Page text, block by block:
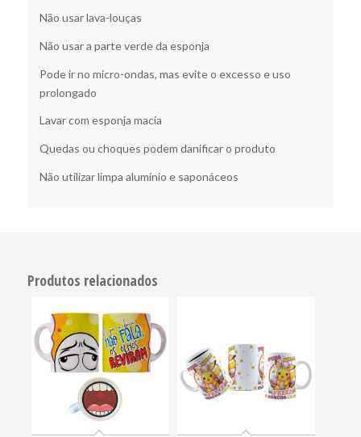
Não usar lava-louças
Não usar a parte verde da esponja
Pode ir no micro-ondas, mas evite o excesso e uso
prolongado
Lavar com esponja macia
Quedas ou choques podem danificar o produto
Não utilizar limpa alumínio e saponáceos
Produtos relacionados